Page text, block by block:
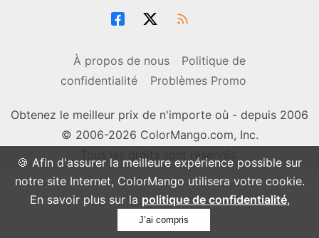
🍪 Afin d'assurer la meilleure expérience possible sur
notre site Internet, ColorMango utilisera votre cookie.
En savoir plus sur la politique de confidentialité,
J’ai compris
À propos de nous
Politique de
confidentialité
Problèmes Promo
Obtenez le meilleur prix de n'importe où - depuis 2006
© 2006-2026 ColorMango.com, Inc.
Tous les droits sont réservés.